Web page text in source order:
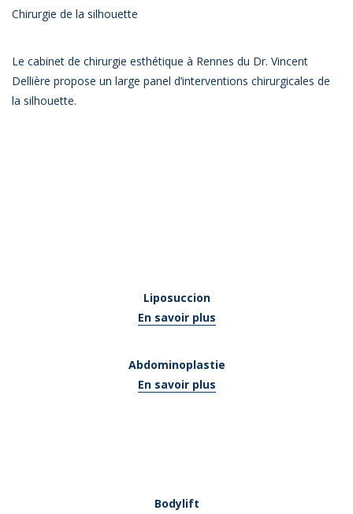
Chirurgie de la silhouette
Le cabinet de chirurgie esthétique à Rennes du Dr. Vincent
Dellière propose un large panel d’interventions chirurgicales de
la silhouette.
Liposuccion
En savoir plus
Abdominoplastie
En savoir plus
Bodylift